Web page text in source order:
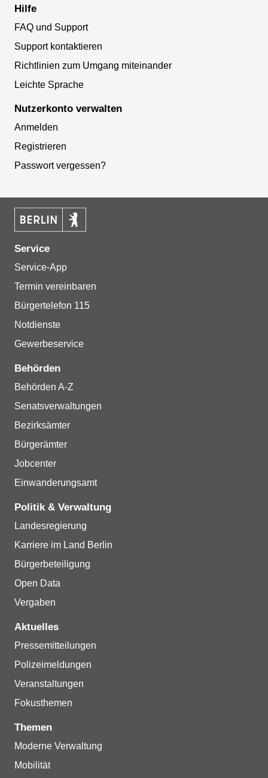
Hilfe
FAQ und Support
Support kontaktieren
Richtlinien zum Umgang miteinander
Leichte Sprache
Nutzerkonto verwalten
Anmelden
Registrieren
Passwort vergessen?
Service
Service-App
Termin vereinbaren
Bürgertelefon 115
Notdienste
Gewerbeservice
Behörden
Behörden A-Z
Senatsverwaltungen
Bezirksämter
Bürgerämter
Jobcenter
Einwanderungsamt
Politik & Verwaltung
Landesregierung
Karriere im Land Berlin
Bürgerbeteiligung
Open Data
Vergaben
Aktuelles
Pressemitteilungen
Polizeimeldungen
Veranstaltungen
Fokusthemen
Themen
Moderne Verwaltung
Mobilität